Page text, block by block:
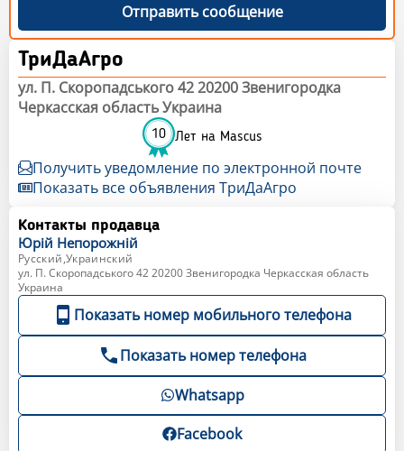
Отправить сообщение
ТриДаАгро
ул. П. Скоропадського 42 20200 Звенигородка
Черкасская область Украина
10 Лет на Mascus
Получить уведомление по электронной почте
Показать все объявления ТриДаАгро
Контакты продавца
Юрій Непорожній
Русский,Украинский
ул. П. Скоропадського 42 20200 Звенигородка Черкасская область
Украина
Показать номер мобильного телефона
Показать номер телефона
Whatsapp
Facebook